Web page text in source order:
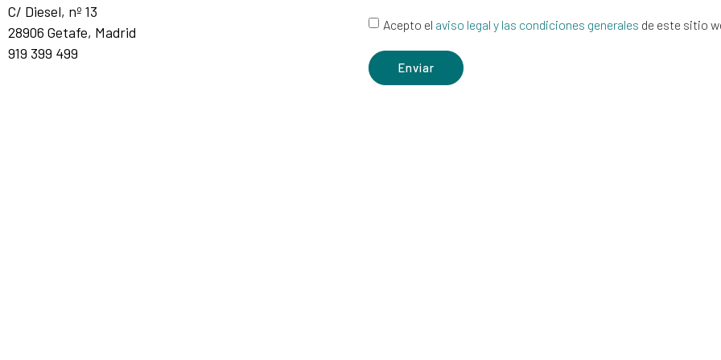
C/ Diesel, nº 13
28906 Getafe, Madrid
919 399 499
Acepto el aviso legal y las condiciones generales de este sitio
Enviar